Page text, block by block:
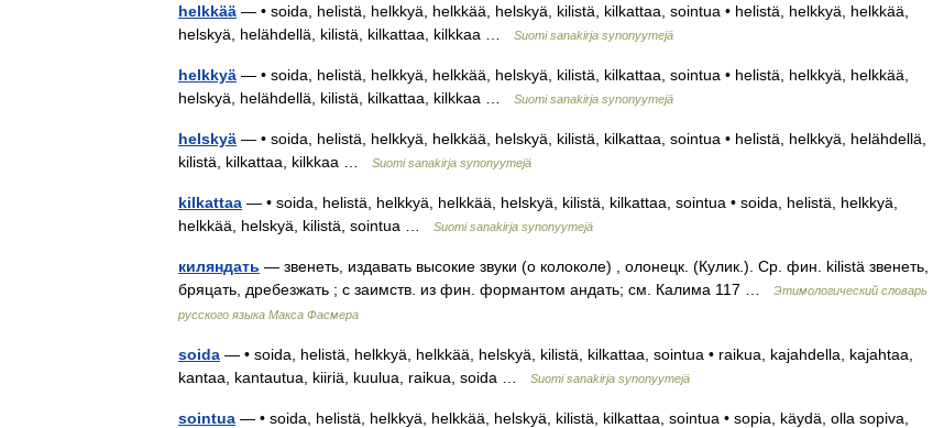
helkkää — • soida, helistä, helkkyä, helkkää, helskyä, kilistä, kilkattaa, sointua • helistä, helkkyä, helkkää,
helskyä, helähdellä, kilistä, kilkattaa, kilkkaa …
Suomi sanakirja synonyymejä
helkkyä — • soida, helistä, helkkyä, helkkää, helskyä, kilistä, kilkattaa, sointua • helistä, helkkyä, helkkää,
helskyä, helähdellä, kilistä, kilkattaa, kilkkaa …
Suomi sanakirja synonyymejä
helskyä — • soida, helistä, helkkyä, helkkää, helskyä, kilistä, kilkattaa, sointua • helistä, helkkyä, helähdellä,
kilistä, kilkattaa, kilkkaa …
Suomi sanakirja synonyymejä
kilkattaa — • soida, helistä, helkkyä, helkkää, helskyä, kilistä, kilkattaa, sointua • soida, helistä, helkkyä,
helkkää, helskyä, kilistä, sointua …
Suomi sanakirja synonyymejä
киляндать — звенеть, издавать высокие звуки (о колоколе) , олонецк. (Кулик.). Ср. фин. kilistä звенеть,
бряцать, дребезжать ; с заимств. из фин. формантом андать; см. Калима 117 …
Этимологический словарь
русского языка Макса Фасмера
soida — • soida, helistä, helkkyä, helkkää, helskyä, kilistä, kilkattaa, sointua • raikua, kajahdella, kajahtaa,
kantaa, kantautua, kiiriä, kuulua, raikua, soida …
Suomi sanakirja synonyymejä
sointua — • soida, helistä, helkkyä, helkkää, helskyä, kilistä, kilkattaa, sointua • sopia, käydä, olla sopiva,